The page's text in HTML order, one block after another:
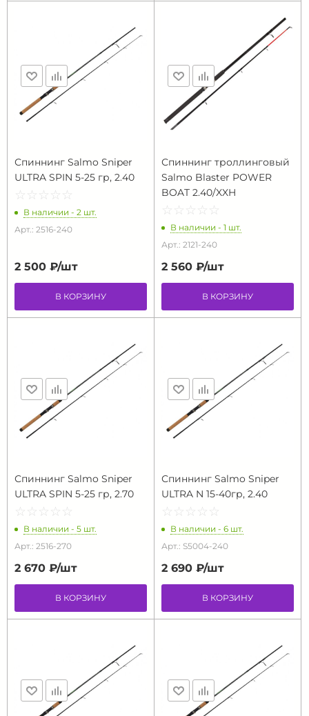
Спиннинг Salmo Sniper
ULTRA SPIN 5-25 гр, 2.40
☆ ☆ ☆ ☆ ☆
★ ★ ★ ★ ★
В наличии - 2 шт.
Арт.: 2516-240
2 500 ₽/шт
В КОРЗИНУ
Спиннинг троллинговый
Salmo Blaster POWER
BOAT 2.40/XXH
☆ ☆ ☆ ☆ ☆
★ ★ ★ ★ ★
В наличии - 1 шт.
Арт.: 2121-240
2 560 ₽/шт
В КОРЗИНУ
Спиннинг Salmo Sniper
ULTRA SPIN 5-25 гр, 2.70
☆ ☆ ☆ ☆ ☆
★ ★ ★ ★ ★
В наличии - 5 шт.
Арт.: 2516-270
2 670 ₽/шт
В КОРЗИНУ
Спиннинг Salmo Sniper
ULTRA N 15-40гр, 2.40
☆ ☆ ☆ ☆ ☆
★ ★ ★ ★ ★
В наличии - 6 шт.
Арт.: S5004-240
2 690 ₽/шт
В КОРЗИНУ